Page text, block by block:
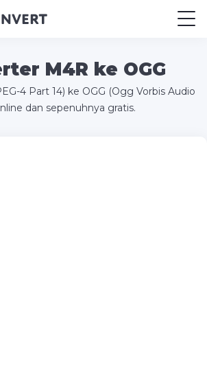
M4R ke OGG
4 Part 14) ke OGG (Ogg Vorbis Audio
dan sepenuhnya gratis.